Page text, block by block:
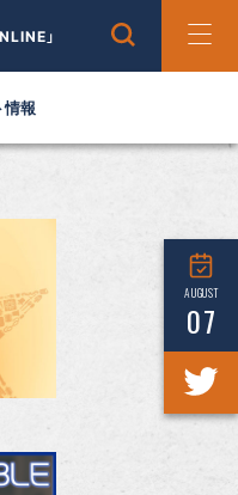
」
情報
AUGUST
07